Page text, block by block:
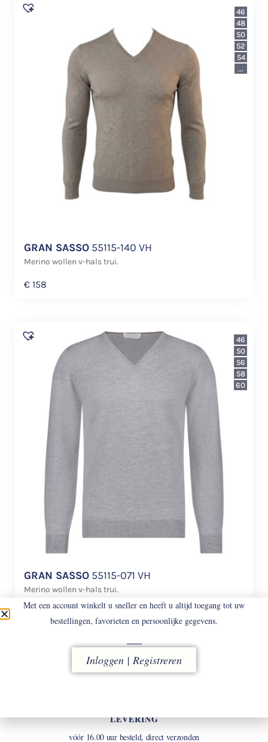
GRAN SASSO 55115-140 VH
Merino wollen v-hals trui.
€ 158
46
48
50
52
54
...
GRAN SASSO 55115-071 VH
Merino wollen v-hals trui.
€158
46
50
56
58
60
LEVERING
vóór 16.00 uur besteld, direct verzonden
Met een account winkelt u sneller en heeft u altijd toegang tot uw
bestellingen, favorieten en persoonlijke gegevens.
Inloggen | Registreren